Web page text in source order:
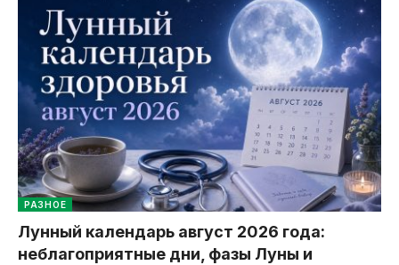
РАЗНОЕ
Лунный календарь август 2026 года:
неблагоприятные дни, фазы Луны и